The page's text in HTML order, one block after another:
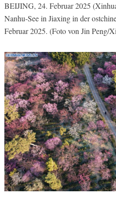
BEIJING, 24. Februar 2025
Nanhu-See in Jiaxing in der
Februar 2025. (Foto von Jin Peng/